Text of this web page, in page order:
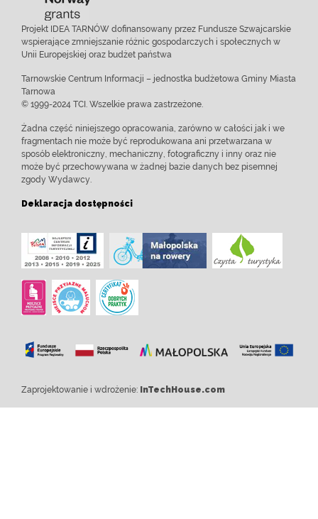
Projekt IDEA TARNÓW dofinansowany przez Fundusze Szwajcarskie
wspierające zmniejszanie różnic gospodarczych i społecznych w
Unii Europejskiej oraz budżet państwa
Tarnowskie Centrum Informacji – jednostka budżetowa Gminy Miasta
Tarnowa
© 1999-2024 TCI. Wszelkie prawa zastrzeżone.
Żadna część niniejszego opracowania, zarówno w całości jak i we
fragmentach nie może być reprodukowana ani przetwarzana w
sposób elektroniczny, mechaniczny, fotograficzny i inny oraz nie
może być przechowywana w żadnej bazie danych bez pisemnej
zgody Wydawcy.
Deklaracja dostępności
Zaprojektowanie i wdrożenie: InTechHouse.com